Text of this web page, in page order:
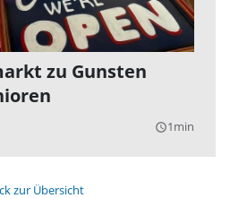
zu Gunsten
query_builder1min
zur Übersicht